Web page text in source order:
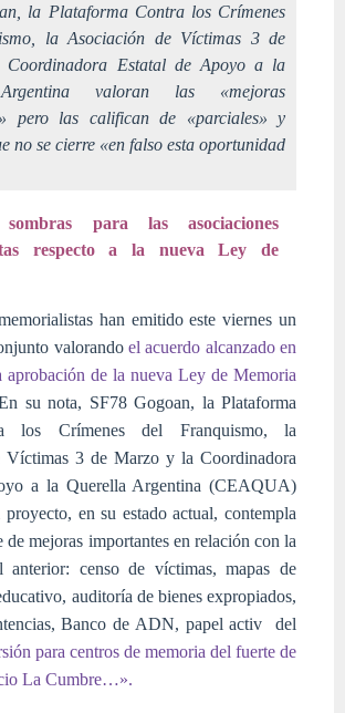
la Plataforma Contra los Crímenes
la Asociación de Víctimas 3 de
Estatal de Apoyo a la
valoran las «mejoras
pero las califican de «parciales» y
no se cierre «en falso esta oportunidad
para las asociaciones
respecto a la nueva Ley de
han emitido este viernes un
valorando el acuerdo alcanzado en
aprobación de la nueva Ley de Memoria
su nota, SF78 Gogoan, la Plataforma
los Crímenes del Franquismo, la
Víctimas 3 de Marzo y la Coordinadora
a la Querella Argentina (CEAQUA)
proyecto, en su estado actual, contempla
de mejoras importantes en relación con la
anterior: censo de víctimas, mapas de
auditoría de bienes expropiados,
Banco de ADN, papel activ del
para centros de memoria del fuerte de
La Cumbre…».